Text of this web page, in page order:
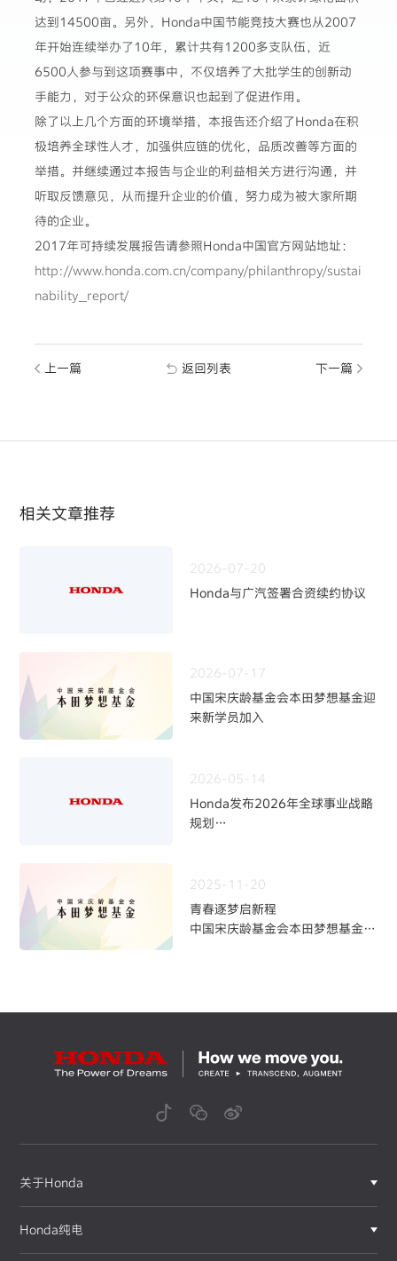
达到14500亩。另外，Honda中国节能竞技大赛也从2007
年开始连续举办了10年，累计共有1200多支队伍，近
6500人参与到这项赛事中，不仅培养了大批学生的创新动
手能力，对于公众的环保意识也起到了促进作用。
除了以上几个方面的环境举措，本报告还介绍了Honda在积
极培养全球性人才，加强供应链的优化，品质改善等方面的
举措。并继续通过本报告与企业的利益相关方进行沟通，并
听取反馈意见，从而提升企业的价值，努力成为被大家所期
待的企业。
2017年可持续发展报告请参照Honda中国官方网站地址：
http://www.honda.com.cn/company/philanthropy/sustai
nability_report/
上一篇 返回列表 下一篇
相关文章推荐
2026-07-20
Honda与广汽签署合资续约协议
2026-07-17
中国宋庆龄基金会本田梦想基金迎
来新学员加入
2026-05-14
Honda发布2026年全球事业战略
规划
2025-11-20
青春逐梦启新程
中国宋庆龄基金会本田梦想基金第
关于Honda
Honda纯电